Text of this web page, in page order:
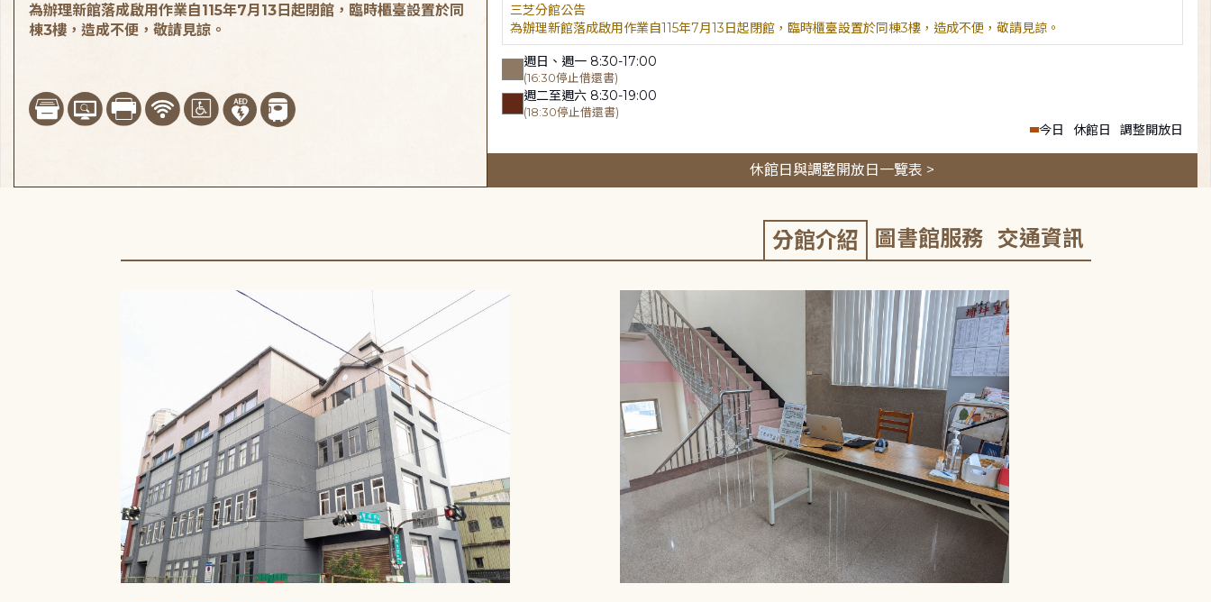
三芝分館公告
為辦理新館落成啟用作業自115年7月13日起閉館，臨時櫃臺設置於同棟3樓，造成不便，敬請見諒。
週日、週一 8:30-17:00
(16:30停止借還書)
週二至週六 8:30-19:00
(18:30停止借還書)
今日 休館日 調整開放日
休館日與調整開放日一覽表 >
為辦理新館落成啟用作業自115年7月13日起閉館，臨時櫃臺設置於同
棟3樓，造成不便，敬請見諒。
分館介紹 圖書館服務 交通資訊